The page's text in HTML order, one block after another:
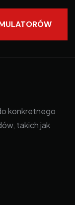
konkretnego
takich jak